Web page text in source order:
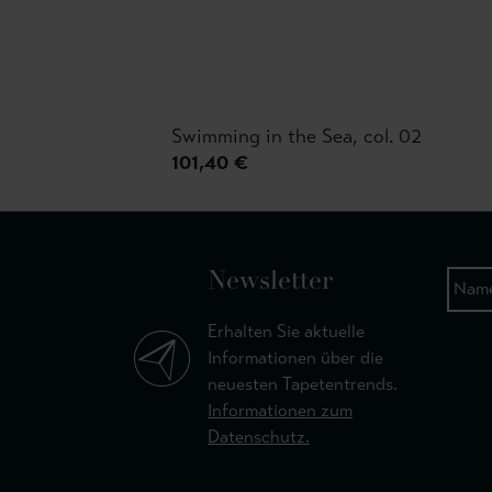
Swimming in the Sea, col. 02
101,40 €
Newsletter
Erhalten Sie aktuelle
Informationen über die
neuesten Tapetentrends.
Informationen zum
Datenschutz.